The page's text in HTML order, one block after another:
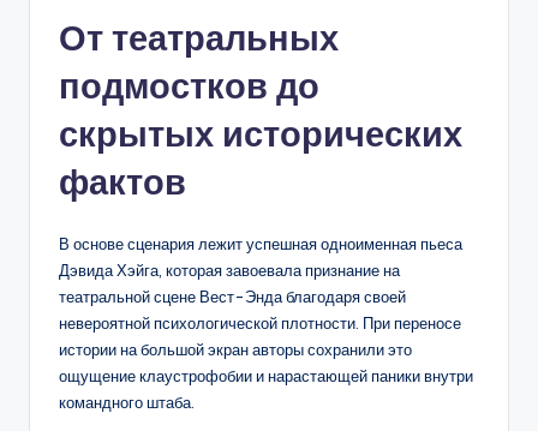
От театральных
подмостков до
скрытых исторических
фактов
В основе сценария лежит успешная одноименная пьеса
Дэвида Хэйга, которая завоевала признание на
театральной сцене Вест-Энда благодаря своей
невероятной психологической плотности. При переносе
истории на большой экран авторы сохранили это
ощущение клаустрофобии и нарастающей паники внутри
командного штаба.